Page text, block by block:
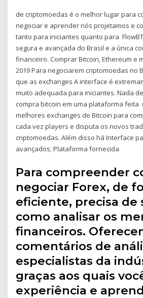
de criptomoedas é o melhor lugar para
negociar e aprender nós projetamos e
tanto para iniciantes quanto para
segura e avançada do Brasil e a única
financeiro. Comprar Bitcoin, Ethereum e
2019 Para negociarem criptomoedas no
que as exchanges A interface é
muito adequada para iniciantes. Nada
compra bitcoin em uma plataforma feita
melhores exchanges de Bitcoin para
cada vez players e disputa os novos
criptomoedas. Além disso há Interface
avançados; Plataforma fornecida
Para compreender
negociar Forex, de
eficiente, precisa de
como analisar os
financeiros.
comentários de
especialistas da
graças aos quais
experiência e